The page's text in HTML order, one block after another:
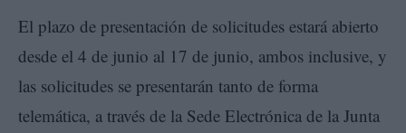
El plazo de presentación de solicitudes estará abierto
desde el 4 de junio al 17 de junio, ambos inclusive, y
las solicitudes se presentarán tanto de forma
telemática, a través de la Sede Electrónica de la Junta